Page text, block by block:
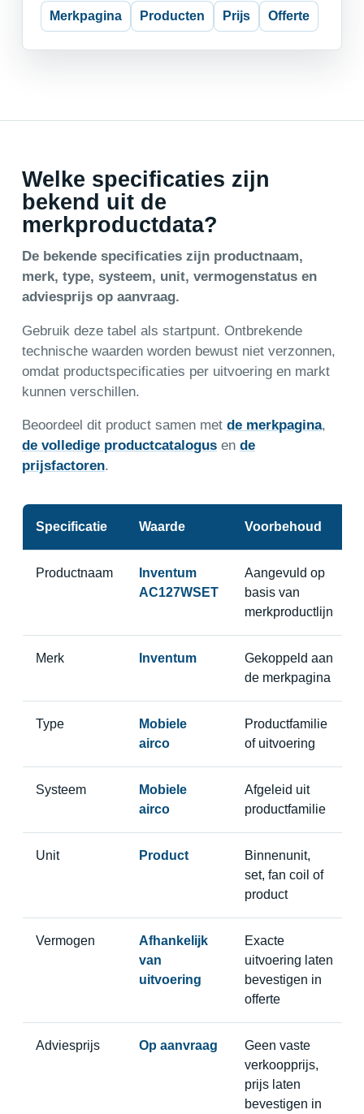
Merkpagina Producten Prijs Offerte
Welke specificaties zijn
bekend uit de
merkproductdata?
De bekende specificaties zijn productnaam,
merk, type, systeem, unit, vermogenstatus en
adviesprijs op aanvraag.
Gebruik deze tabel als startpunt. Ontbrekende
technische waarden worden bewust niet verzonnen,
omdat productspecificaties per uitvoering en markt
kunnen verschillen.
Beoordeel dit product samen met de merkpagina,
de volledige productcatalogusen de
prijsfactoren.
Specificatie Waarde Voorbehoud
Productnaam
Inventum
AC127WSET
Aangevuld op
basis van
merkproductlijn
Merk Inventum
Gekoppeld aan
de merkpagina
Type
Mobiele
airco
Productfamilie
of uitvoering
Systeem
Mobiele
airco
Afgeleid uit
productfamilie
Unit Product
Binnenunit,
set, fan coil of
product
Vermogen
Afhankelijk
van
uitvoering
Exacte
uitvoering laten
bevestigen in
offerte
Adviesprijs Op aanvraag
Geen vaste
verkoopprijs,
prijs laten
bevestigen in